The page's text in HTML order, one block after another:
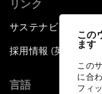
この
ます
この
に合
フィ
リンク
サステナビリティへ
採用情報 (英語のみ)
言語